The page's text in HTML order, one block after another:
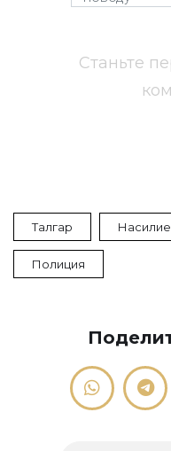
Станьте
Талгар Насилие
Полиция